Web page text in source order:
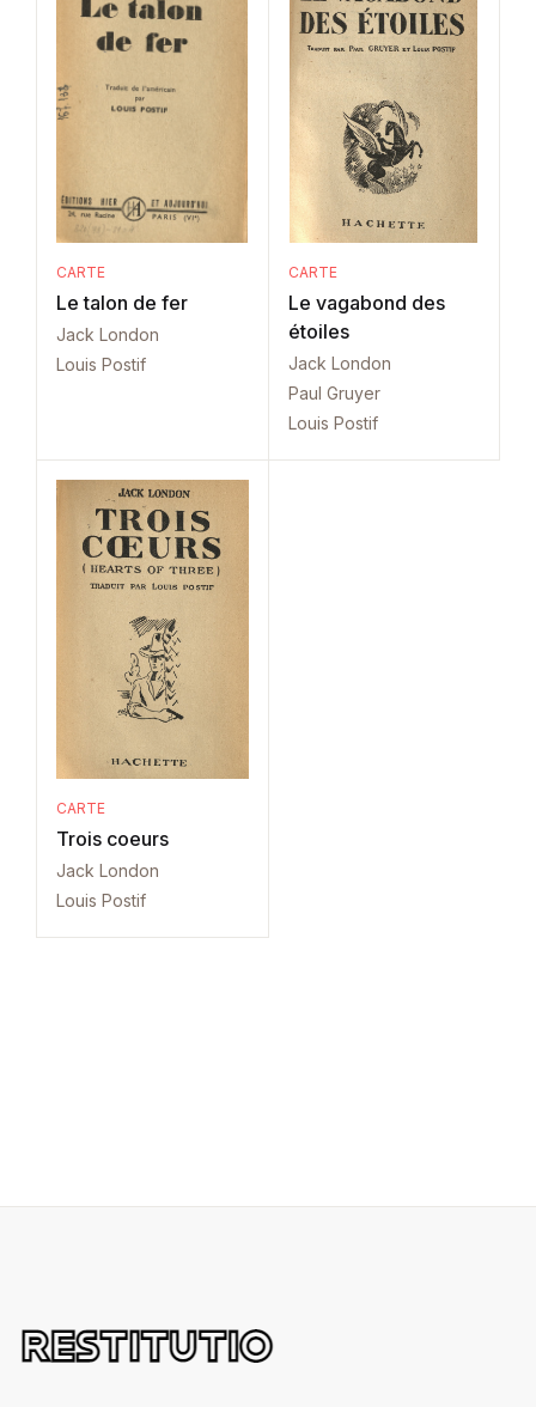
CARTE
Le talon de fer
Jack London
Louis Postif
CARTE
Le vagabond des
étoiles
Jack London
Paul Gruyer
Louis Postif
CARTE
Trois coeurs
Jack London
Louis Postif